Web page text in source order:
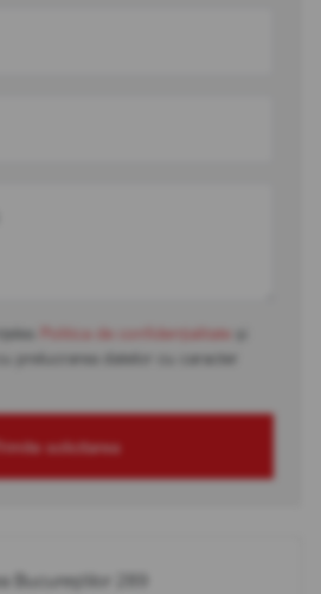
Politica de confidențialitate
prelucrarea datelor cu caracter
Trimite solicitarea
Bucureștilor 289